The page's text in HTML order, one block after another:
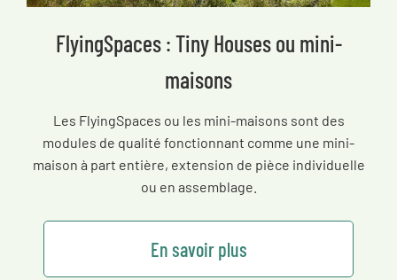
FlyingSpaces : Tiny Houses ou mini-
maisons
Les FlyingSpaces ou les mini-maisons sont des
modules de qualité fonctionnant comme une mini-
maison à part entière, extension de pièce individuelle
ou en assemblage.
En savoir plus